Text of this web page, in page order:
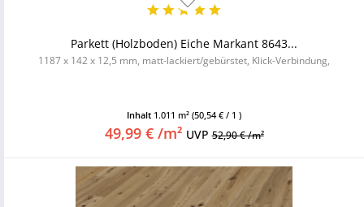
Parkett (Holzboden) Eiche Markant 8643...
1187 x 142 x 12,5 mm, matt-lackiert/gebürstet, Klick-Verbindung,
Inhalt 1.011 m² (50,54 € / 1 )
49,99 € /m² UVP52,90 € /m²